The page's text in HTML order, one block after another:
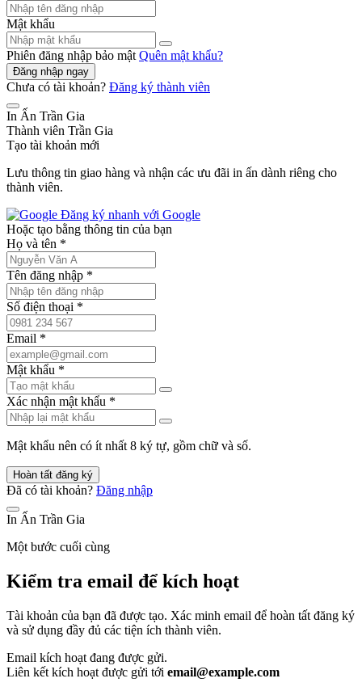
Mật khẩu
Phiên đăng nhập bảo mật Quên mật khẩu?
Đăng nhập ngay
Chưa có tài khoản? Đăng ký thành viên
In Ấn Trần Gia
Thành viên Trần Gia
Tạo tài khoản mới
Lưu thông tin giao hàng và nhận các ưu đãi in ấn dành riêng cho
thành viên.
Đăng ký nhanh với Google
Hoặc tạo bằng thông tin của bạn
Họ và tên *
Tên đăng nhập *
Số điện thoại *
Email *
Mật khẩu *
Xác nhận mật khẩu *
Mật khẩu nên có ít nhất 8 ký tự, gồm chữ và số.
Hoàn tất đăng ký
Đã có tài khoản? Đăng nhập
In Ấn Trần Gia
Một bước cuối cùng
Kiểm tra email để kích hoạt
Tài khoản của bạn đã được tạo. Xác minh email để hoàn tất đăng ký
và sử dụng đầy đủ các tiện ích thành viên.
Email kích hoạt đang được gửi.
Liên kết kích hoạt được gửi tới email@example.com